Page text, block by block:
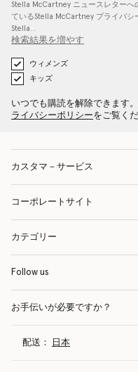
Stella McCartney ニュースレターへ
ているStella McCartney プライバシ
Stella…
検索結果を増やす
ウィメンズ
キッズ
いつでも購読を解除できます
ライバシーポリシーをご覧くだ
カスタマ－サービス
コーポレートサイト
カテゴリー
Follow us
お手伝いが必要ですか？
配送： 日本